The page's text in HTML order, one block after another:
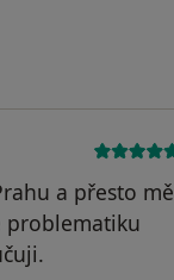
a přesto mě
problematiku